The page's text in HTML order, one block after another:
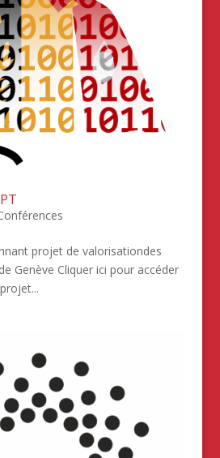
projet de valorisationdes
Genève Cliquer ici pour accéder